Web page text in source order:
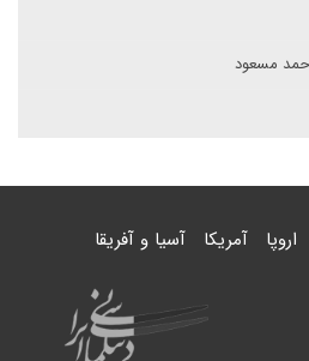
مسعود
اروپا آمریکا آسیا و آفریقا